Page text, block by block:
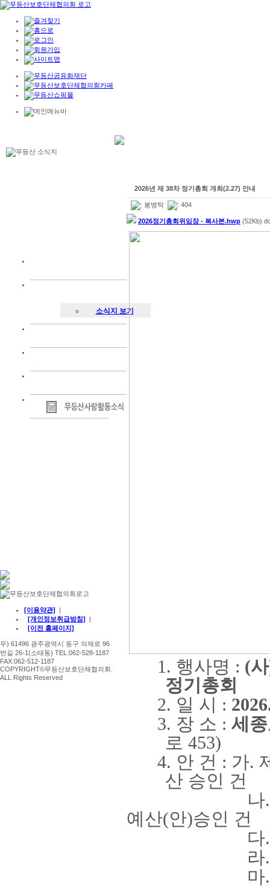
소식지 보기
2026년 제 38차 정기총회 개최(2.27) 안내
: 봉병탁 : 404
2026정기총회위임장 - 복사본.hwp (52Kb)
1. 행사명 : (사
정기총회
2. 일 시 :
3. 장 소 :세
로453)
4. 안 건 : 가.
산 승인 건
나
예산(안)승인 건
다
라
마
[이용약관] |
[개인정보취급방침] |
[이전 홈페이지]
우) 61496 광주광역시 동구 의재로 96
번길 26-1(소태동) TEL:062-528-1187
FAX:062-512-1187
COPYRIGHT©무등산보호단체협의회.
ALL Rights Reserved